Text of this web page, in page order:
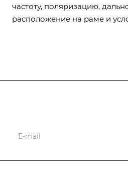
частоту, поляризацию,
расположение на раме и